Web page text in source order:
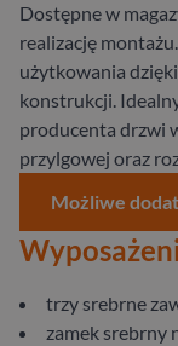
Dostępne w
realizację
użytkowania
konstrukcji.
producenta drzwi
przylgowej oraz
Możliwe
trzy srebrne
zamek srebrny